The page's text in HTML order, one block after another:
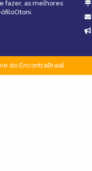
fazer, as melhores
do EncontraBrasil